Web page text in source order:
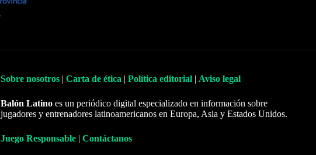
Sobre nosotros | Carta de ética | Política editorial | Aviso legal
Balón Latino es un periódico digital especializado en información sobre
jugadores y entrenadores latinoamericanos en Europa, Asia y Estados Unidos.
Juego Responsable | Contáctanos